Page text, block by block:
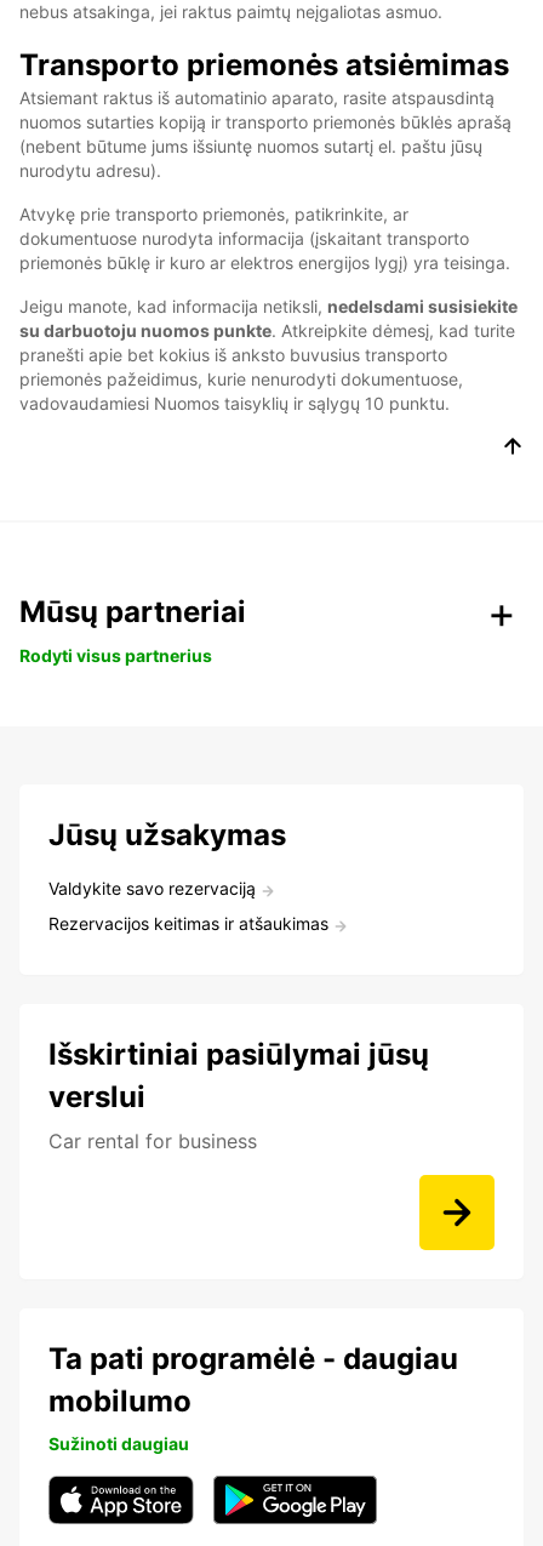
nebus atsakinga, jei raktus paimtų neįgaliotas asmuo.
Transporto priemonės atsiėmimas
Atsiemant raktus iš automatinio aparato, rasite atspausdintą
nuomos sutarties kopiją ir transporto priemonės būklės aprašą
(nebent būtume jums išsiuntę nuomos sutartį el. paštu jūsų
nurodytu adresu).
Atvykę prie transporto priemonės, patikrinkite, ar
dokumentuose nurodyta informacija (įskaitant transporto
priemonės būklę ir kuro ar elektros energijos lygį) yra teisinga.
Jeigu manote, kad informacija netiksli, nedelsdami susisiekite
su darbuotoju nuomos punkte. Atkreipkite dėmesį, kad turite
pranešti apie bet kokius iš anksto buvusius transporto
priemonės pažeidimus, kurie nenurodyti dokumentuose,
vadovaudamiesi Nuomos taisyklių ir sąlygų 10 punktu.
Mūsų partneriai
Rodyti visus partnerius
Jūsų užsakymas
Valdykite savo rezervaciją
Rezervacijos keitimas ir atšaukimas
Išskirtiniai pasiūlymai jūsų
verslui
Car rental for business
Ta pati programėlė - daugiau
mobilumo
Sužinoti daugiau